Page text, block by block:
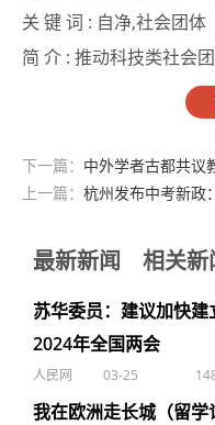
关 键 词 : 自净,社会团体
简 介 : 推动科技类社会
下一篇： 中外学者古都共议
在时代的前列
上一篇： 杭州发布中考新政
最新新闻 相关新
苏华委员：建议加快
2024年全国两会
人民网 03-25
我在欧洲走长城（留学